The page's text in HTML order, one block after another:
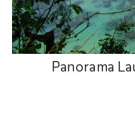
Panorama